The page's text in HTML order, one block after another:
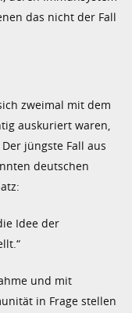
das nicht der Fall
zweimal mit dem
auskuriert waren,
jüngste Fall aus
deutschen
Idee der
und mit
in Frage stellen